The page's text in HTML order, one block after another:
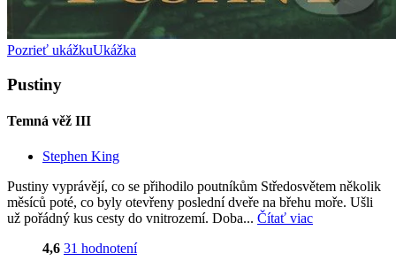
Pozrieť ukážkuUkážka
Pustiny
Temná věž III
Stephen King
Pustiny vyprávějí, co se přihodilo poutníkům Středosvětem několik
měsíců poté, co byly otevřeny poslední dveře na břehu moře. Ušli
už pořádný kus cesty do vnitrozemí. Doba... Čítať viac
4,6 31 hodnotení